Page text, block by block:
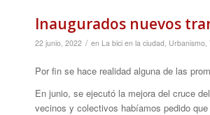
Inaugurados nuevos
22 junio, 2022 / en La bici en la ciudad Urbanismo
Por fin se hace realidad alguna de las
En junio, se ejecutó la mejora del cruce
vecinos y colectivos habíamos pedido